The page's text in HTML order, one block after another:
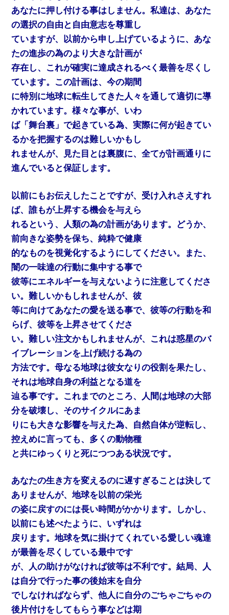
あなたに押し付ける事はしません。私達は、あなた
の選択の自由と自由意志を尊重し
ていますが、以前から申し上げているように、あな
たの進歩の為のより大きな計画が
存在し、これが確実に達成されるべく最善を尽くし
ています。この計画は、今の期間
に特別に地球に転生してきた人々を通して適切に導
かれています。様々な事が、いわ
ば「舞台裏」で起きている為、実際に何が起きてい
るかを把握するのは難しいかもし
れませんが、見た目とは裏腹に、全てが計画通りに
進んでいると保証します。
以前にもお伝えしたことですが、受け入れさえすれ
ば、誰もが上昇する機会を与えら
れるという、人類の為の計画があります。どうか、
前向きな姿勢を保ち、純粋で健康
的なものを視覚化するようにしてください。また、
闇の一味達の行動に集中する事で
彼等にエネルギーを与えないように注意してくださ
い。難しいかもしれませんが、彼
等に向けてあなたの愛を送る事で、彼等の行動を和
らげ、彼等を上昇させてくださ
い。難しい注文かもしれませんが、これは惑星のバ
イブレーションを上げ続ける為の
方法です。母なる地球は彼女なりの役割を果たし、
それは地球自身の利益となる道を
辿る事です。これまでのところ、人間は地球の大部
分を破壊し、そのサイクルにあま
りにも大きな影響を与えた為、自然自体が逆転し、
控えめに言っても、多くの動物種
と共にゆっくりと死につつある状況です。
あなたの生き方を変えるのに遅すぎることは決して
ありませんが、地球を以前の栄光
の姿に戻すのには長い時間がかかります。しかし、
以前にも述べたように、いずれは
戻ります。地球を気に掛けてくれている愛しい魂達
が最善を尽くしている最中です
が、人の助けがなければ彼等は不利です。結局、人
は自分で行った事の後始末を自分
でしなければならず、他人に自分のごちゃごちゃの
後片付けをしてもらう事などは期